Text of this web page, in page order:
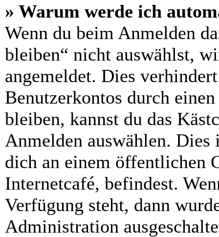
» Warum werde ich
Wenn du beim Anmelden
bleiben“ nicht auswählst,
angemeldet. Dies
Benutzerkontos durch
bleiben, kannst du das
Anmelden auswählen.
dich an einem öffentlichen
Internetcafé, befindest.
Verfügung steht, dann
Administration